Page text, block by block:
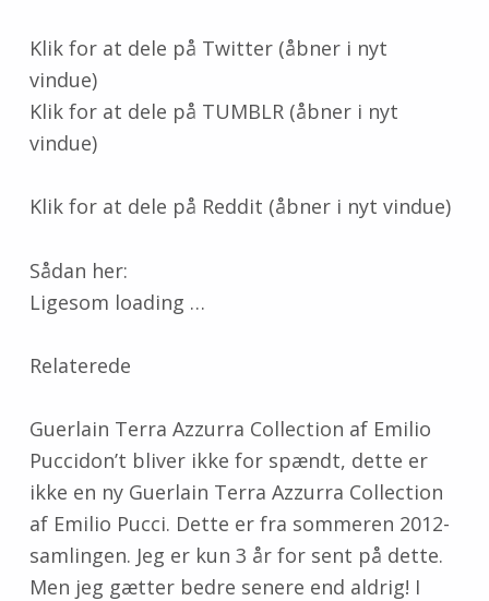
Klik for at dele på Twitter (åbner i nyt
vindue)
Klik for at dele på TUMBLR (åbner i nyt
vindue)
Klik for at dele på Reddit (åbner i nyt vindue)
Sådan her:
Ligesom loading …
Relaterede
Guerlain Terra Azzurra Collection af Emilio
Puccidon’t bliver ikke for spændt, dette er
ikke en ny Guerlain Terra Azzurra Collection
af Emilio Pucci. Dette er fra sommeren 2012-
samlingen. Jeg er kun 3 år for sent på dette.
Men jeg gætter bedre senere end aldrig! I